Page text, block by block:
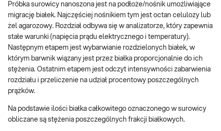
Próbka surowicy nanoszona jest na podłoże/nośnik umożliwiające
migrację białek. Najczęściej nośnikiem tym jest octan celulozy lub
żel agarozowy. Rozdział odbywa się w analizatorze, który zapewnia
stałe warunki (napięcia prądu elektrycznego i temperatury).
Następnym etapem jest wybarwianie rozdzielonych białek, w
którym barwnik wiązany jest przez białka proporcjonalnie do ich
stężenia. Ostatnim etapem jest odczyt intensywności zabarwienia
rozdziału i przeliczenie na udział procentowy poszczególnych
prążków.
Na podstawie ilości białka całkowitego oznaczonego w surowicy
obliczane są stężenia poszczególnych frakcji białkowych.